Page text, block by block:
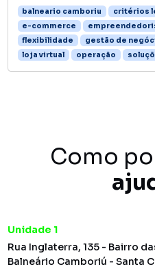
balneario camboriu critérios
e-commerce
flexibilidade
gestão de
loja virtual
operação
Como
Unidade 1
Rua Inglaterra, 135 - Bairro
Balneário Camboriú - Santa